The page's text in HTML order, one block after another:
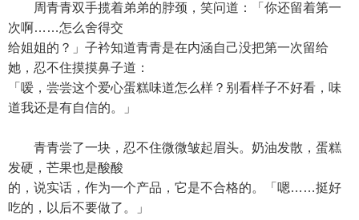
周青青双手揽着弟弟的脖颈，笑问道：「你还留着第一
次啊……怎么舍得交
给姐姐的？」子衿知道青青是在内涵自己没把第一次留给
她，忍不住摸摸鼻子道：
「嗳，尝尝这个爱心蛋糕味道怎么样？别看样子不好看，味
道我还是有自信的。」
青青尝了一块，忍不住微微皱起眉头。奶油发散，蛋糕
发硬，芒果也是酸酸
的，说实话，作为一个产品，它是不合格的。「嗯……挺好
吃的，以后不要做了。」